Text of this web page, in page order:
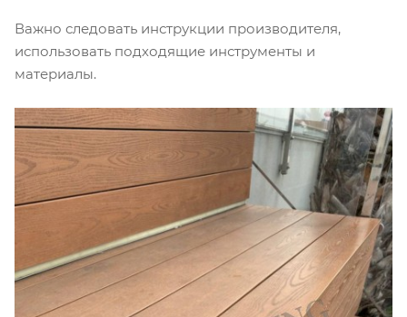
Важно следовать инструкции производителя,
использовать подходящие инструменты и
материалы.